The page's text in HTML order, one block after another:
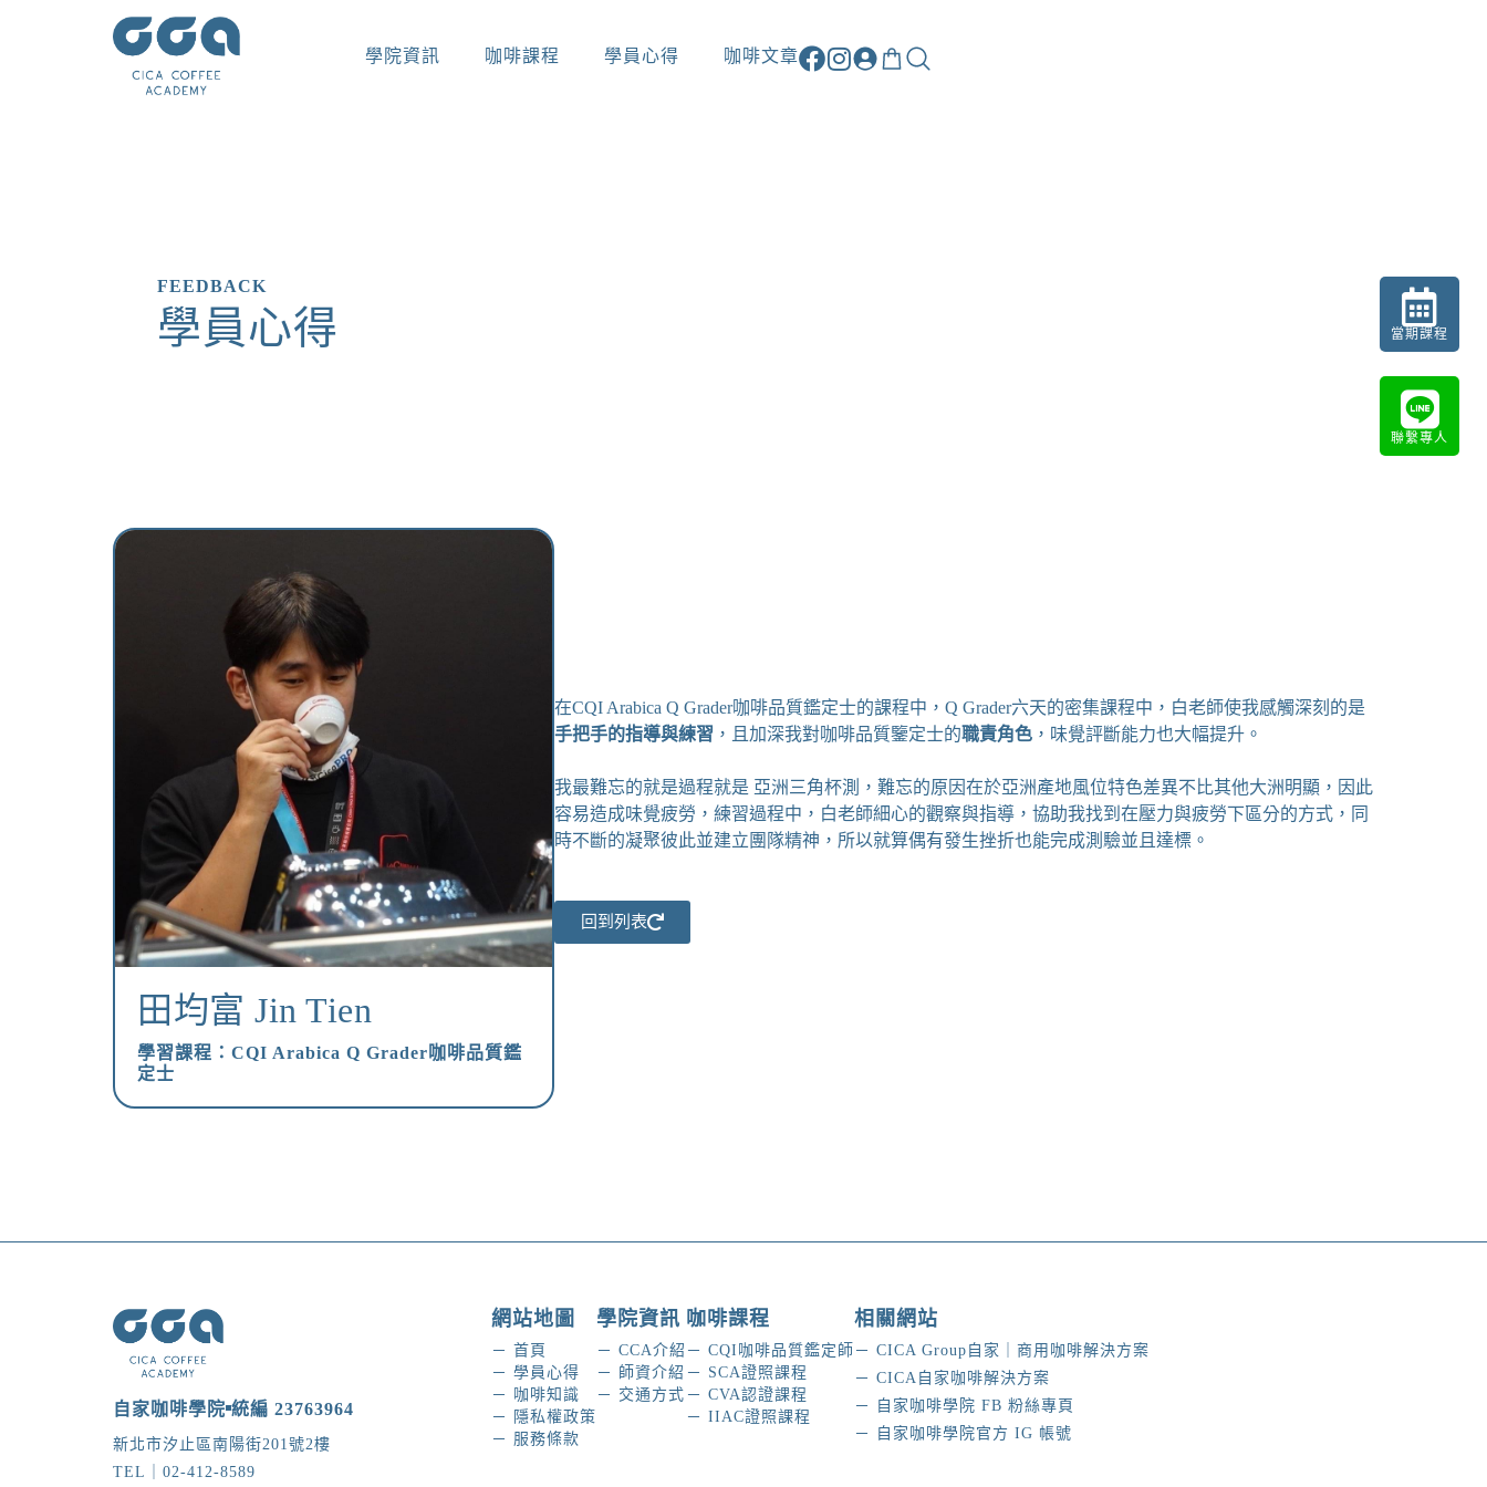
學院資訊 咖啡課程 學員心得 咖啡文章
FEEDBACK
學員心得
田均富 Jin Tien
學習課程：CQI Arabica Q Grader咖啡品質鑑
定士
在CQI Arabica Q Grader咖啡品質鑑定士的課程中，Q Grader六天的密集課程中，白老師使我感觸深刻的是
手把手的指導與練習 ，且加深我對咖啡品質鑒定士的職責角色 ，味覺評斷能力也大幅提升。
我最難忘的就是過程就是 亞洲三角杯測，難忘的原因在於亞洲產地風位特色差異不比其他大洲明顯，因此
容易造成味覺疲勞，練習過程中，白老師細心的觀察與指導，協助我找到在壓力與疲勞下區分的方式，同
時不斷的凝聚彼此並建立團隊精神，所以就算偶有發生挫折也能完成測驗並且達標。
回到列表
自家咖啡學院 統編 23763964
新北市汐止區南陽街201號2樓
TEL｜02-412-8589
網站地圖
－ 首頁
－ 學員心得
－ 咖啡知識
－ 隱私權政策
－ 服務條款
學院資訊
－ CCA介紹
－ 師資介紹
－ 交通方式
咖啡課程
－ CQI咖啡品質鑑定師
－ SCA證照課程
－ CVA認證課程
－ IIAC證照課程
相關網站
－ CICA Group自家｜商用咖啡解決方案
－ CICA自家咖啡解決方案
－ 自家咖啡學院 FB 粉絲專頁
－ 自家咖啡學院官方 IG 帳號
當期課程
聯繫專人